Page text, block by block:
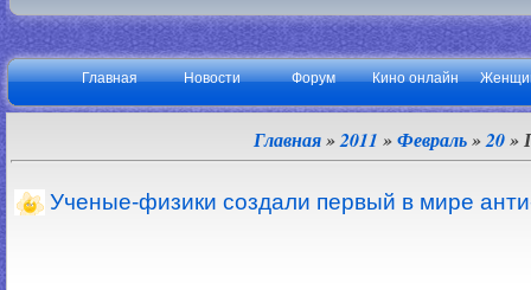
Главная Новости Форум Кино онлайн
Главная»2011 »Февраль»20»
Ученые-физики создали первый в мире